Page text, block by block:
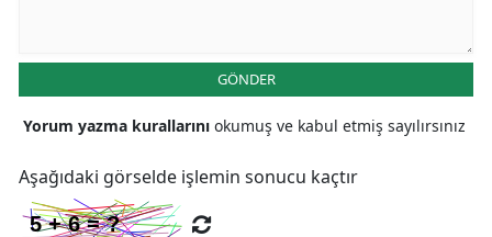
GÖNDER
Yorum yazma kurallarını okumuş ve kabul etmiş sayılırsınız
Aşağıdaki görselde işlemin sonucu kaçtır